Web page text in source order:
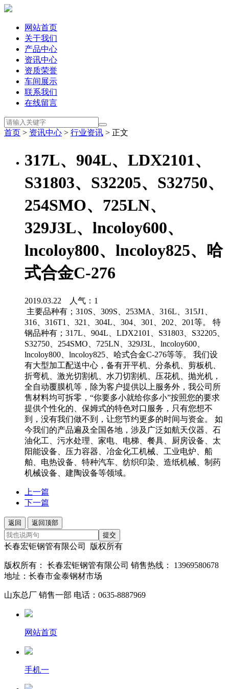
网站首页
关于我们
产品中心
资讯中心
资质荣誉
车间展示
联系我们
在线留言
首页 > 资讯中心 > 行业资讯 > 正文
317L、904L、LDX2101、
S31803、S32205、S32750、
254SMO、725LN、
329J3L、lncoloy600、
lncoloy800、lncoloy825、哈
式合金C-276
2019.03.22 人气： 1
主要品种有；310S、309S、253MA、316L、315J1、
316、316T1、321、304L、304、301、202、201等。 特
钢品种有；317L、904L、LDX2101、S31803、S32205、
S32750、254SMO、725LN、329J3L、lncoloy600、
lncoloy800、lncoloy825、哈式合金C-276等等。 我们设
有大型加工配送中心，备有开平机、分条机、剪板机、
折弯机、激光切割机、水刀切割机、压花机、抛光机，
全自动覆膜机等，除为客户提供以上服务外，我公司所
售材料均可拆零，“你要多小就给你多小”按照您的要求
提供个性化的、保姆式的特色对口服务，只有您想不
到，没有我们做不到，让您节约更多的时间与资金。 如
今我们的产品遍及全国各地，涉及广泛如航天仪器、石
油化工、污水处理、家电、电梯、餐具、厨房设备、太
阳能设备、压力容器、冶金化工机械、工业电炉、船
舶、电热设备、特种汽车、纺织印染、造纸机械、制药
机械设备、建陶设备等领域。
上一篇
下一篇
返回
返回顶部
提交
长春宏钜钢管有限公司 版权所有
版权所有： 长春宏钜钢管有限公司 销售热线： 13969580678
地址：长春市金泰钢材市场
山东总厂 销售一部 电话：0635-8887969
网站首页
手机一